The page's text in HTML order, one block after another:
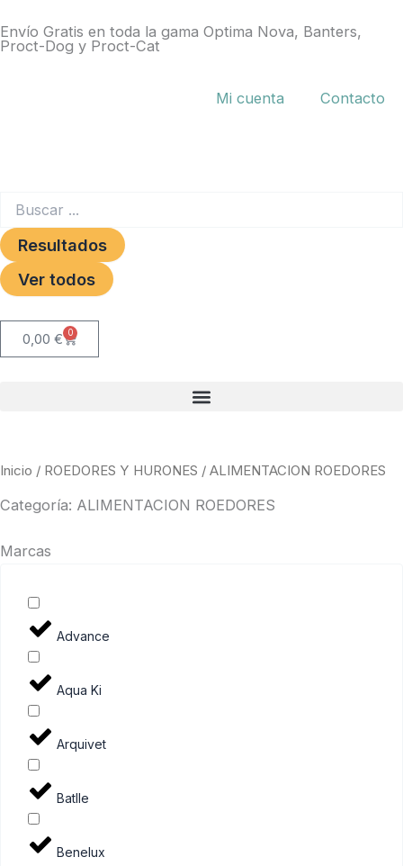
al
contenido
Envío Gratis en toda la gama Optima Nova, Banters,
Proct-Dog y Proct-Cat
Mi cuenta Contacto
Resultados
Ver todos
0,00 € 0
Carrito
Inicio / ROEDORES Y HURONES / ALIMENTACION ROEDORES
Categoría: ALIMENTACION ROEDORES
Marcas
Advance
Aqua Ki
Arquivet
Batlle
Benelux